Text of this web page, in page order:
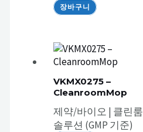
장바구니
VKMX0275 –
CleanroomMop
제약/바이오 | 클린룸
솔루션 (GMP 기준)